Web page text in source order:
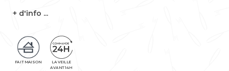
+ d'info ...
FAIT MAISON
LA VEILLE
AVANT 14H